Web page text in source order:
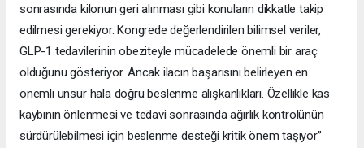
sonrasında kilonun geri alınması gibi konuların dikkatle takip
edilmesi gerekiyor. Kongrede değerlendirilen bilimsel veriler,
GLP-1 tedavilerinin obeziteyle mücadelede önemli bir araç
olduğunu gösteriyor. Ancak ilacın başarısını belirleyen en
önemli unsur hala doğru beslenme alışkanlıkları. Özellikle kas
kaybının önlenmesi ve tedavi sonrasında ağırlık kontrolünün
sürdürülebilmesi için beslenme desteği kritik önem taşıyor”